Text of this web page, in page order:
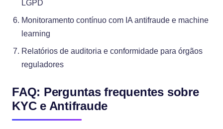
LGPD
Monitoramento contínuo com IA antifraude e machine
learning
Relatórios de auditoria e conformidade para órgãos
reguladores
FAQ: Perguntas frequentes sobre
KYC e Antifraude